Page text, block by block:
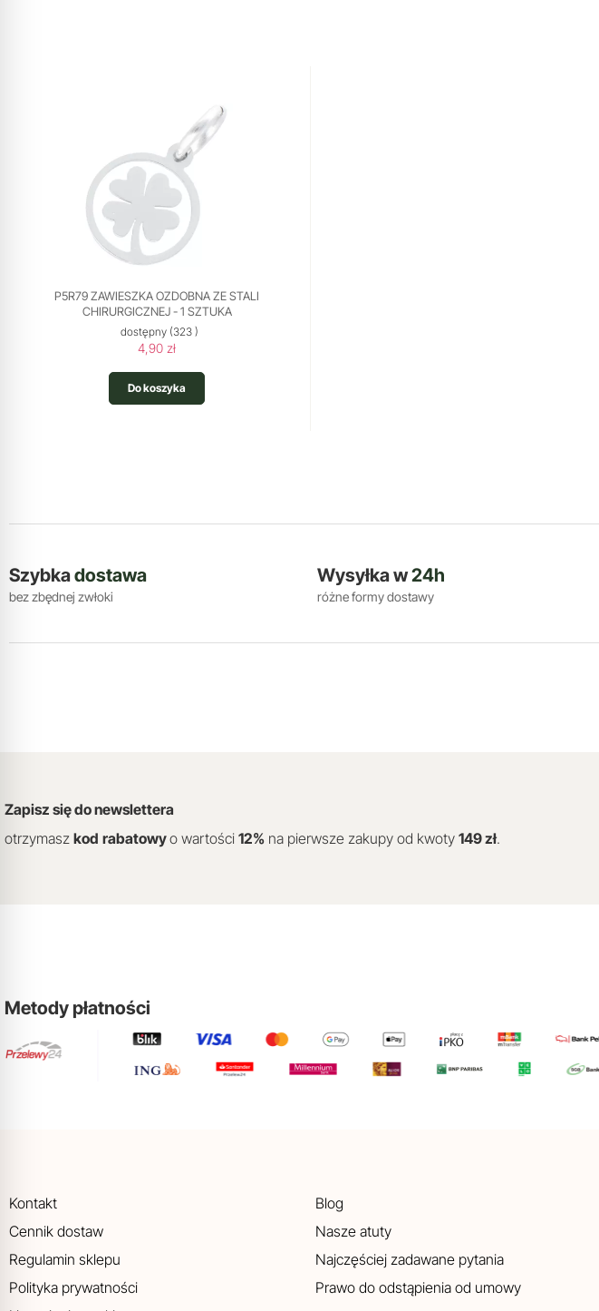
P5R79 ZAWIESZKA OZDOBNA ZE STALI
CHIRURGICZNEJ - 1 SZTUKA
dostępny(323 )
4,90 zł
Do koszyka
Szybkadostawa
bez zbędnej zwłoki
Wysyłka w24h
różne formy dostawy
Zapisz się do newslettera
otrzymasz kod rabatowyo wartości 12% na pierwsze zakupy od kwoty 149 zł.
Metody płatności
Kontakt
Cennik dostaw
Regulamin sklepu
Polityka prywatności
Blog
Nasze atuty
Najczęściej zadawane pytania
Prawo do odstąpienia od umowy